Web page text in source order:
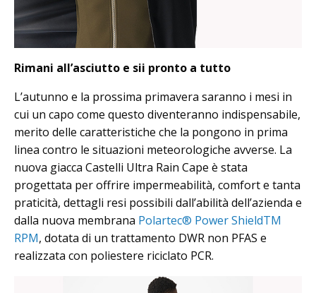
Rimani all’asciutto e sii pronto a tutto
L’autunno e la prossima primavera saranno i mesi in
cui un capo come questo diventeranno indispensabile,
merito delle caratteristiche che la pongono in prima
linea contro le situazioni meteorologiche avverse. La
nuova giacca Castelli Ultra Rain Cape è stata
progettata per offrire impermeabilità, comfort e tanta
praticità, dettagli resi possibili dall’abilità dell’azienda e
dalla nuova membrana Polartec® Power ShieldTM
RPM, dotata di un trattamento DWR non PFAS e
realizzata con poliestere riciclato PCR.